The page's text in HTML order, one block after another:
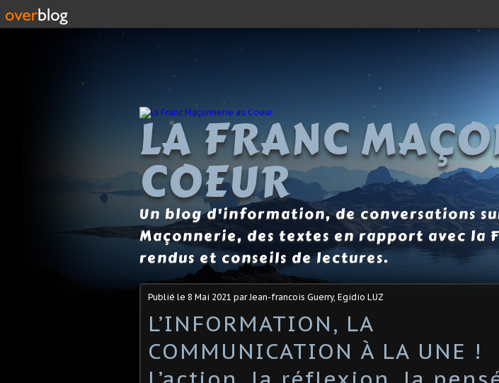
LA FRANC
COEUR
Un blog d'information, de conversations
Maçonnerie, des textes en rapport avec la
rendus et conseils de lectures.
Publié le 8 Mai 2021 par Jean-francois Guerry, Egidio LUZ
L’INFORMATION, LA
COMMUNICATION À LA UNE !